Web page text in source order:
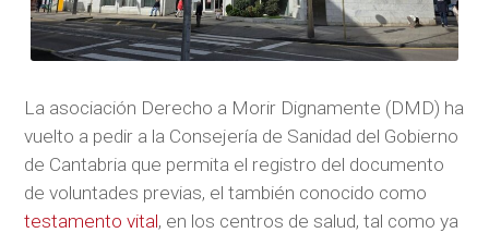
La asociación Derecho a Morir Dignamente (DMD) ha
vuelto a pedir a la Consejería de Sanidad del Gobierno
de Cantabria que permita el registro del documento
de voluntades previas, el también conocido como
testamento vital, en los centros de salud, tal como ya